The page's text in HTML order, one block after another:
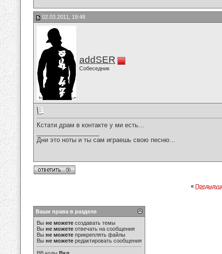
02.03.2011, 19:48
addSER
Собеседник
Кстати драм в контакте у ми есть...
Дни это ноты и ты сам играешь свою песню...
«
Ваши права в разделе
Вы не можете создавать темы
Вы не можете отвечать на сообщения
Вы не можете прикреплять файлы
Вы не можете редактировать сообщения